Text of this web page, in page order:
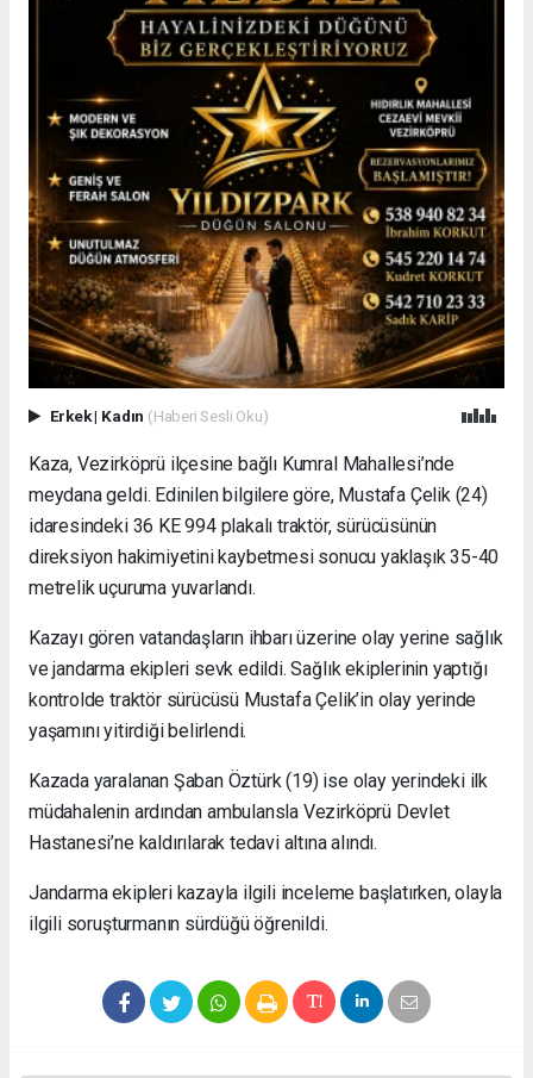
Erkek| Kadın (Haberi Sesli Oku)
Kaza, Vezirköprü ilçesine bağlı Kumral Mahallesi’nde
meydana geldi. Edinilen bilgilere göre, Mustafa Çelik (24)
idaresindeki 36 KE 994 plakalı traktör, sürücüsünün
direksiyon hakimiyetini kaybetmesi sonucu yaklaşık 35-40
metrelik uçuruma yuvarlandı.
Kazayı gören vatandaşların ihbarı üzerine olay yerine sağlık
ve jandarma ekipleri sevk edildi. Sağlık ekiplerinin yaptığı
kontrolde traktör sürücüsü Mustafa Çelik’in olay yerinde
yaşamını yitirdiği belirlendi.
Kazada yaralanan Şaban Öztürk (19) ise olay yerindeki ilk
müdahalenin ardından ambulansla Vezirköprü Devlet
Hastanesi’ne kaldırılarak tedavi altına alındı.
Jandarma ekipleri kazayla ilgili inceleme başlatırken, olayla
ilgili soruşturmanın sürdüğü öğrenildi.